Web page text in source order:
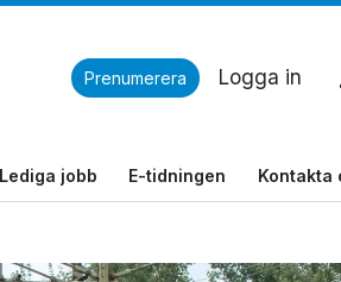
Prenumerera Logga in
Lediga jobb E-tidningen Kontakta